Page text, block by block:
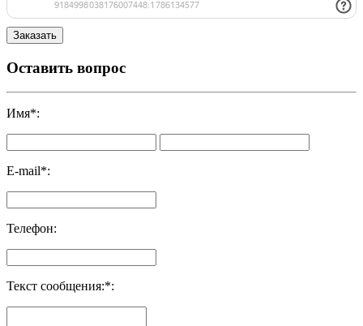
Оставить вопрос
Имя*:
E-mail*:
Телефон:
Текст сообщения:*: